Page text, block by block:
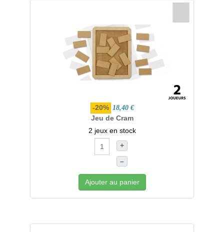
-20% 18,40 €
Jeu de Cram
2 jeux en stock
+
–
Ajouter au panier